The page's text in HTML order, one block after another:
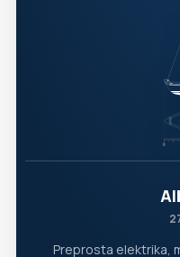
Preprosta elektrika,